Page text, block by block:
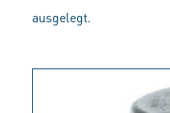
ausgelegt.